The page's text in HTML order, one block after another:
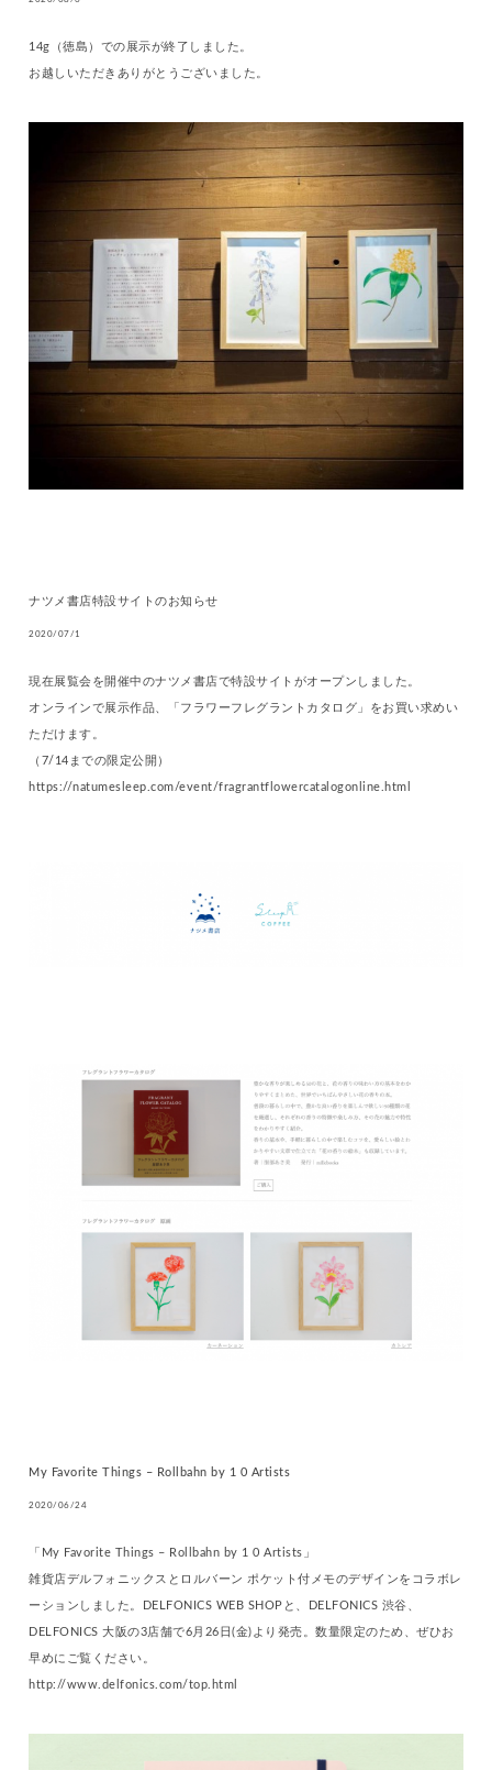
14g（徳島）での展示が終了しました。
お越しいただきありがとうございました。
ナツメ書店特設サイトのお知らせ
2020/07/1
現在展覧会を開催中のナツメ書店で特設サイトがオープンしました。
オンラインで展示作品、「フラワーフレグラントカタログ」をお買い求めい
ただけます。
（7/14までの限定公開）
https://natumesleep.com/event/fragrantflowercatalogonline.html
My Favorite Things – Rollbahn by 1 0 Artists
2020/06/24
「My Favorite Things – Rollbahn by 1 0 Artists」
雑貨店デルフォニックスとロルバーン ポケット付メモのデザインをコラボレ
ーションしました。DELFONICS WEB SHOPと、DELFONICS 渋谷、
DELFONICS 大阪の3店舗で6月26日(金)より発売。数量限定のため、ぜひお
早めにご覧ください。
http://www.delfonics.com/top.html